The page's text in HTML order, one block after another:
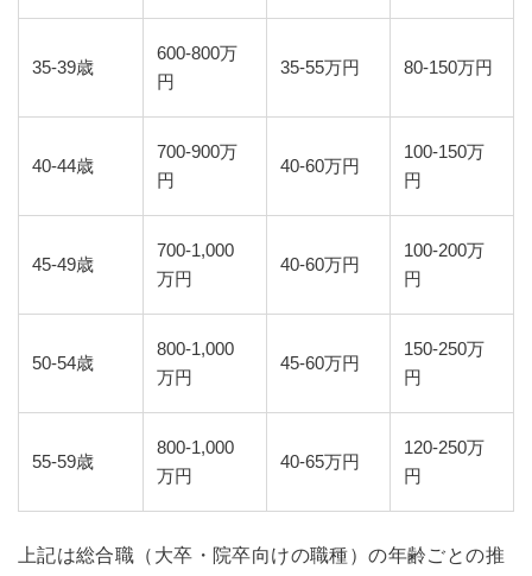
35-39歳
600-800万
円
35-55万円 80-150万円
40-44歳
700-900万
円
40-60万円
100-150万
円
45-49歳
700-1,000
万円
40-60万円
100-200万
円
50-54歳
800-1,000
万円
45-60万円
150-250万
円
55-59歳
800-1,000
万円
40-65万円
120-250万
円
上記は総合職（大卒・院卒向けの職種）の年齢ごとの推